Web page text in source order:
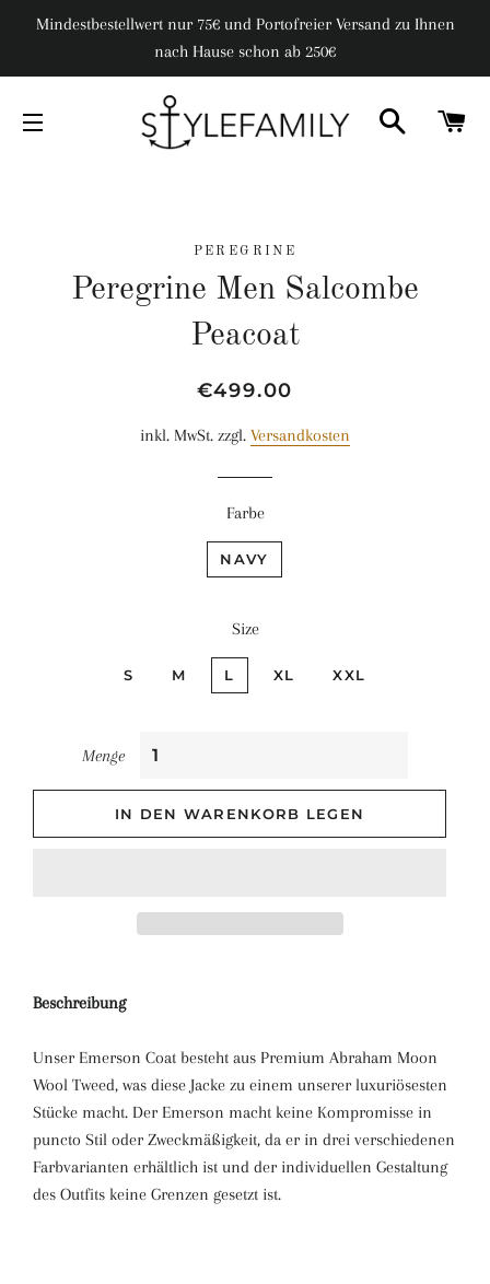
Mindestbestellwert nur 75€ und Portofreier Versand zu Ihnen
nach Hause schon ab 250€
SEITENNAVIGATION
SUCHE
PEREGRINE
Peregrine Men Salcombe
Peacoat
Normaler
Sonderpreis
€499.00
inkl. MwSt. zzgl. Versandkosten
Farbe
NAVY
Size
S M L XL XXL
Menge
IN DEN WARENKORB LEGEN
Beschreibung
Unser Emerson Coat besteht aus Premium Abraham Moon
Wool Tweed, was diese Jacke zu einem unserer luxuriösesten
Stücke macht. Der Emerson macht keine Kompromisse in
puncto Stil oder Zweckmäßigkeit, da er in drei verschiedenen
Farbvarianten erhältlich ist und der individuellen Gestaltung
des Outfits keine Grenzen gesetzt ist.